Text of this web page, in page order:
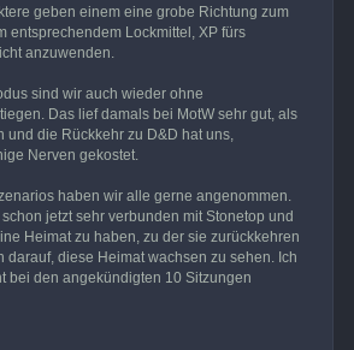
geben einem eine grobe Richtung zum
entsprechendem Lockmittel, XP fürs
anzuwenden.
sind wir auch wieder ohne
Das lief damals bei MotW sehr gut, als
und die Rückkehr zu D&D hat uns,
Nerven gekostet.
haben wir alle gerne angenommen.
jetzt sehr verbunden mit Stonetop und
Heimat zu haben, zu der sie zurückkehren
darauf, diese Heimat wachsen zu sehen. Ich
bei den angekündigten 10 Sitzungen